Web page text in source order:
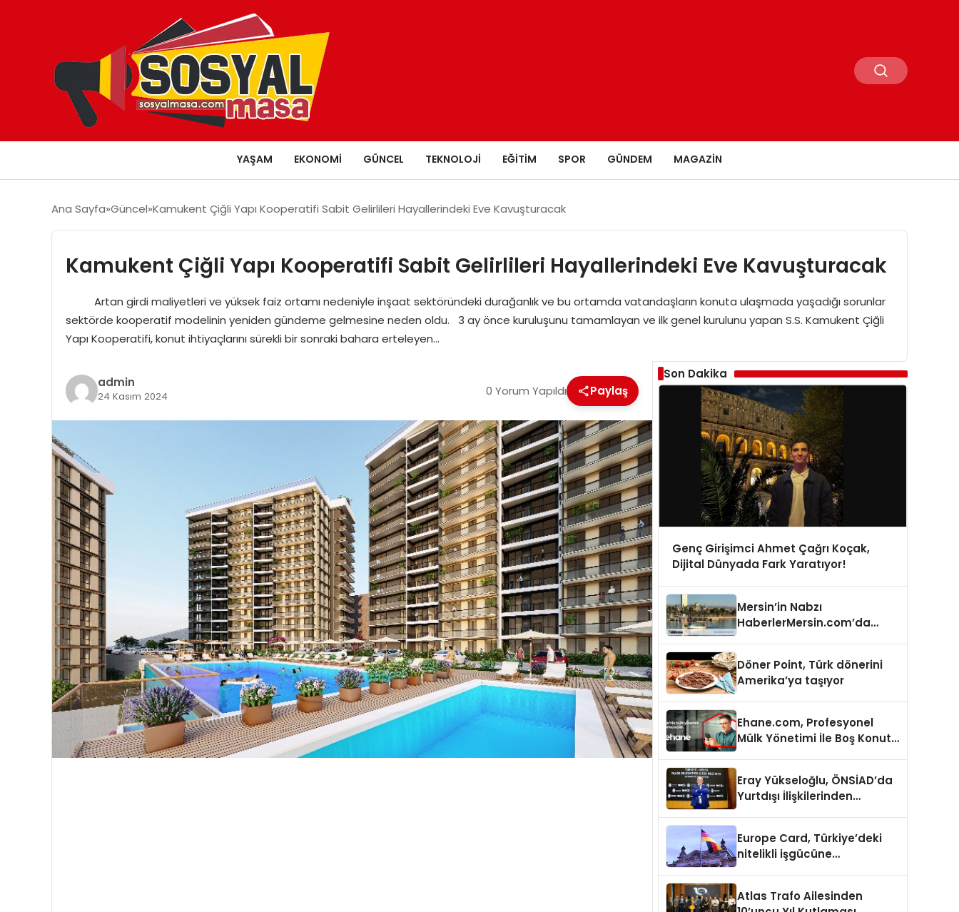
YAŞAM EKONOMI GÜNCEL TEKNOLOJI EĞITIM SPOR GÜNDEM MAGAZIN
Ana Sayfa Güncel Kamukent Çiğli Yapı Kooperatifi Sabit Gelirlileri Hayallerindeki Eve Kavuşturacak
Kamukent Çiğli Yapı Kooperatifi Sabit Gelirlileri Hayallerindeki Eve Kavuşturacak
Artan girdi maliyetleri ve yüksek faiz ortamı nedeniyle inşaat sektöründeki durağanlık ve bu ortamda vatandaşların konuta ulaşmada yaşadığı sorunlar
sektörde kooperatif modelinin yeniden gündeme gelmesine neden oldu. 3 ay önce kuruluşunu tamamlayan ve ilk genel kurulunu yapan S.S. Kamukent Çiğli
Yapı Kooperatifi, konut ihtiyaçlarını sürekli bir sonraki bahara erteleyen…
admin
24 Kasım 2024 0 Yorum Yapıldı Paylaş
Son Dakika
Genç Girişimci Ahmet Çağrı Koçak,
Dijital Dünyada Fark Yaratıyor!
Mersin’in Nabzı
HaberlerMersin.com’da
Döner Point, Türk dönerini
Amerika’ya taşıyor
Ehane.com, Profesyonel
Mülk Yönetimi İle Boş Konut
Eray Yükseloğlu, ÖNSİAD’da
Yurtdışı İlişkilerinden
Europe Card, Türkiye’deki
nitelikli işgücüne
Atlas Trafo Ailesinden